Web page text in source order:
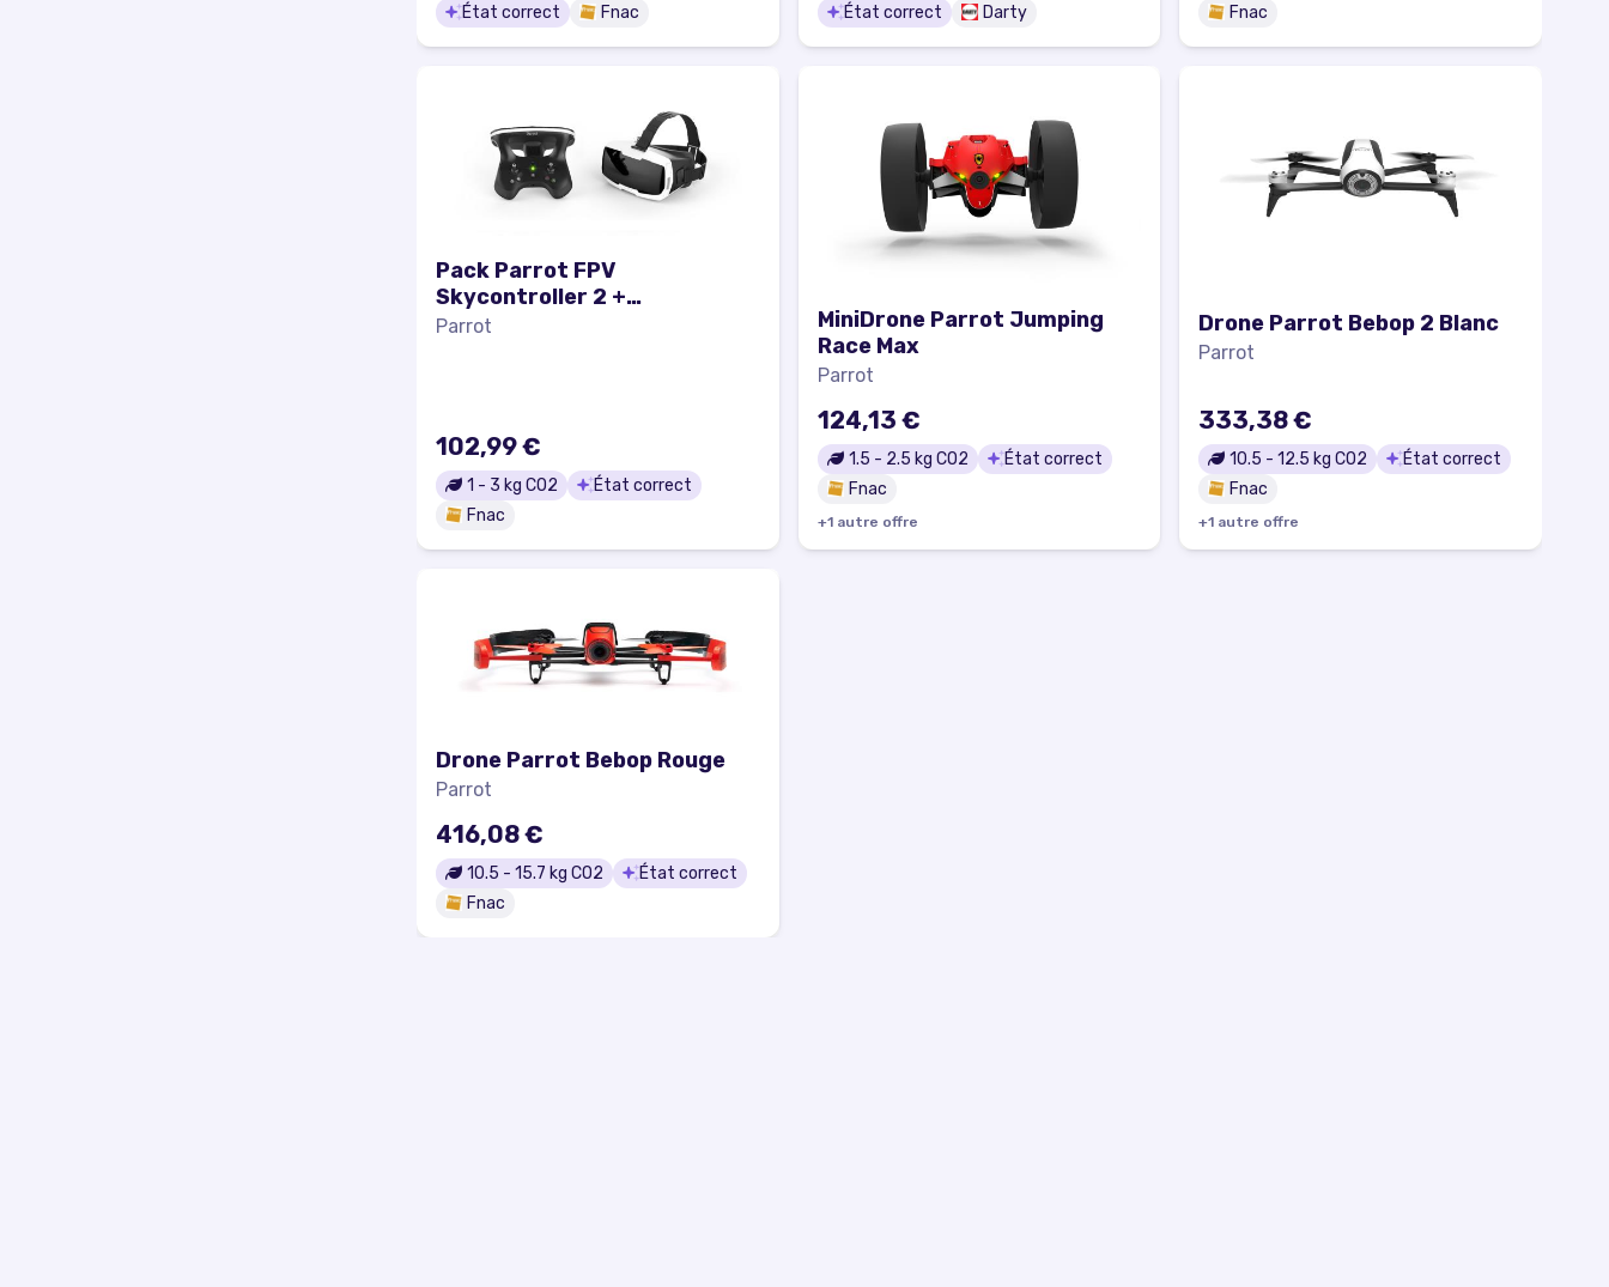
État correct Fnac État correct Darty
Fnac
Pack Parrot FPV
Skycontroller 2 +
Cockpitglasses
Parrot
102,99 €
1 - 3 kg CO2
État correct
Fnac
MiniDrone Parrot Jumping
Race Max
Parrot
124,13 €
1.5 - 2.5 kg CO2
État correct
Fnac
+1autre offre
Drone Parrot Bebop 2 Blanc
Parrot
333,38 €
10.5 -12.5 kg CO2
État correct
Fnac
+1 autre offre
Drone Parrot Bebop Rouge
Parrot
416,08 €
10.5 - 15.7 kg CO2
État correct
Fnac